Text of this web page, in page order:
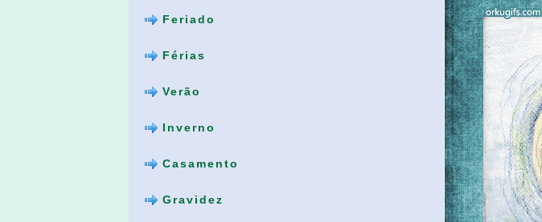
Feriado
Férias
Verão
Inverno
Casamento
Gravidez